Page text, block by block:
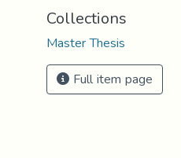
Collections
Master Thesis
Full item page